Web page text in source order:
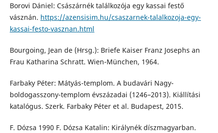
Borovi Dániel: Császárnék találkozója egy kassai festő
vásznán. https://azensisim.hu/csaszarnek-talalkozoja-egy-
kassai-festo-vasznan.html
Bourgoing, Jean de (Hrsg.): Briefe Kaiser Franz Josephs an
Frau Katharina Schratt. Wien-München, 1964.
Farbaky Péter: Mátyás-templom. A budavári Nagy-
boldogasszony-templom évszázadai (1246–2013). Kiállítási
katalógus. Szerk. Farbaky Péter et al. Budapest, 2015.
F. Dózsa 1990 F. Dózsa Katalin: Királynék díszmagyarban.